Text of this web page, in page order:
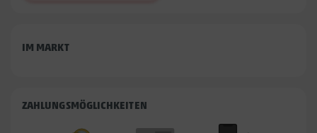
IM MARKT
ZAHLUNGSMÖGLICHKEITEN